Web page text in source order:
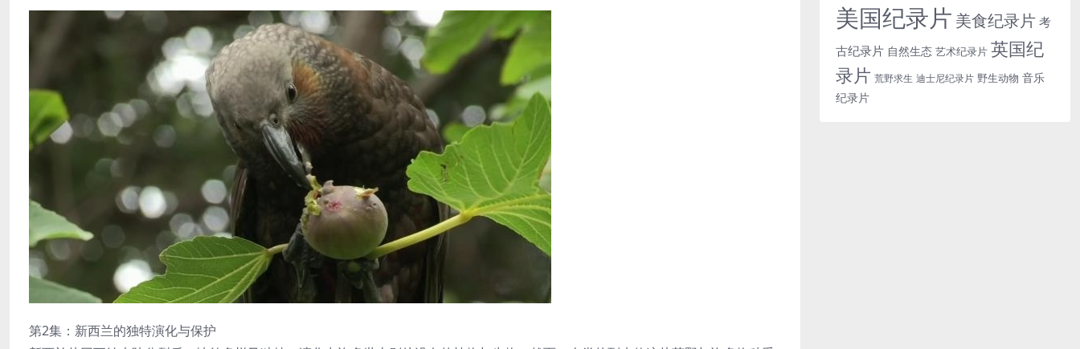
第2集：新西兰的独特演化与保护
美国纪录片 美食纪录片考
古纪录片 自然生态 艺术纪录片 英国纪
录片 荒野求生 迪士尼纪录片 野生动物 音乐
纪录片